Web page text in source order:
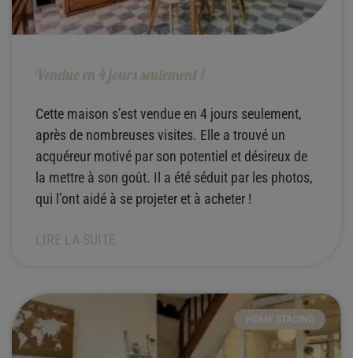
Vendue en 4 jours seulement !
Cette maison s’est vendue en 4 jours seulement,
après de nombreuses visites. Elle a trouvé un
acquéreur motivé par son potentiel et désireux de
la mettre à son goût. Il a été séduit par les photos,
qui l’ont aidé à se projeter et à acheter !
LIRE LA SUITE
HOME STAGING